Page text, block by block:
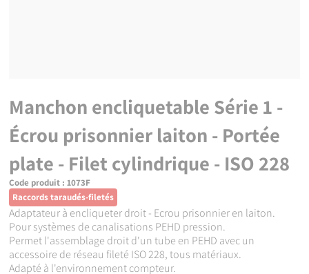
Manchon encliquetable Série 1 -
Écrou prisonnier laiton - Portée
plate - Filet cylindrique - ISO 228
Code produit :1073F
Raccords taraudés-filetés
Adaptateur à encliqueter droit - Ecrou prisonnier en laiton.
Pour systèmes de canalisations PEHD pression.
Permet l'assemblage droit d'un tube en PEHD avec un
accessoire de réseau fileté ISO 228, tous matériaux.
Adapté à l'environnement compteur.